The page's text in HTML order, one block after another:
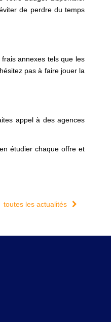
de perdre du temps
annexes tels que les
pas à faire jouer la
appel à des agences
étudier chaque offre et
toutes les actualités